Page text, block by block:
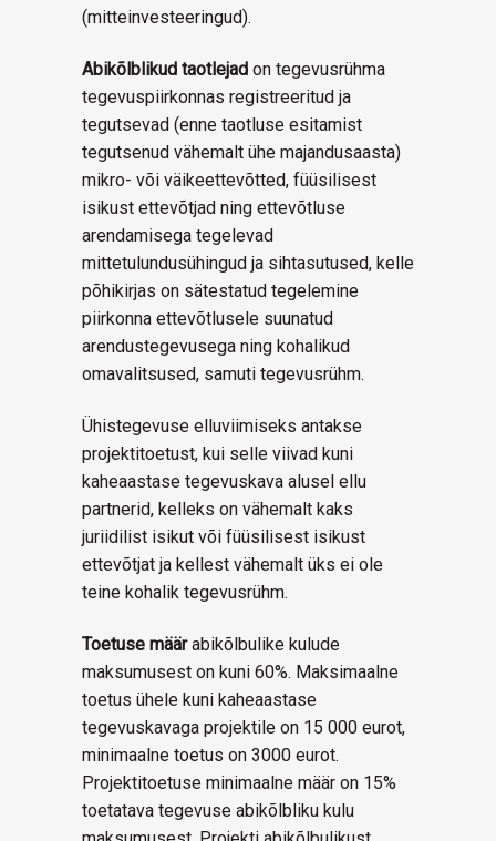
(mitteinvesteeringud).
Abikõlblikud taotlejad on tegevusrühma
tegevuspiirkonnas registreeritud ja
tegutsevad (enne taotluse esitamist
tegutsenud vähemalt ühe majandusaasta)
mikro- või väikeettevõtted, füüsilisest
isikust ettevõtjad ning ettevõtluse
arendamisega tegelevad
mittetulundusühingud ja sihtasutused, kelle
põhikirjas on sätestatud tegelemine
piirkonna ettevõtlusele suunatud
arendustegevusega ning kohalikud
omavalitsused, samuti tegevusrühm.
Ühistegevuse elluviimiseks antakse
projektitoetust, kui selle viivad kuni
kaheaastase tegevuskava alusel ellu
partnerid, kelleks on vähemalt kaks
juriidilist isikut või füüsilisest isikust
ettevõtjat ja kellest vähemalt üks ei ole
teine kohalik tegevusrühm.
Toetuse määrabikõlbulike kulude
maksumusest on kuni 60%. Maksimaalne
toetus ühele kuni kaheaastase
tegevuskavaga projektile on 15 000 eurot,
minimaalne toetus on 3000 eurot.
Projektitoetuse minimaalne määr on 15%
toetatava tegevuse abikõlbliku kulu